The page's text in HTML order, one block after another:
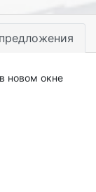
новом окне